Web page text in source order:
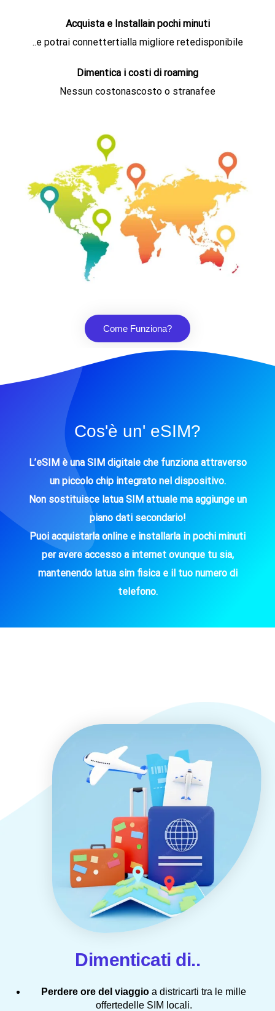
Acquista e Installain pochi minuti
..e potrai connettertialla migliore retedisponibile
Dimentica i costi di roaming
Nessun costonascosto o stranafee
Come Funziona?
Cos'è un' eSIM?
L’eSIM è una SIM digitale che funziona attraverso
un piccolo chip integrato nel dispositivo.
Non sostituisce latua SIM attuale ma aggiunge un
piano dati secondario!
Puoi acquistarla online e installarla in pochi minuti
per avere accesso a internet ovunque tu sia,
mantenendo latua sim fisica e il tuo numero di
telefono.
Dimenticati di..
Perdere ore del viaggio a districarti tra le mille
offertedelle SIM locali.